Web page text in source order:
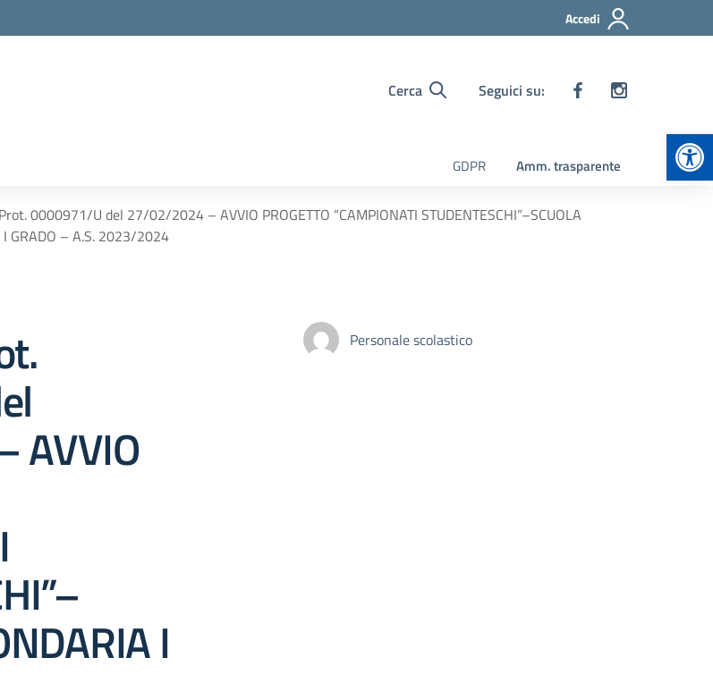
Accedi
Cerca Seguici su:
GDPR Amm. trasparente
0000971/U del 27/02/2024 – AVVIO PROGETTO “CAMPIONATI STUDENTESCHI”–SCUOLA
I GRADO – A.S. 2023/2024
AVVIO
I
Personale scolastico